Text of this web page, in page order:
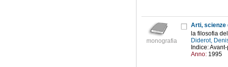
monografia
Arti, scienze
la filosofia
Diderot,
Indice:
Anno: 1995